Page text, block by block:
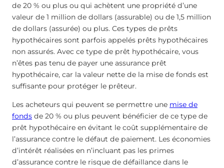
de 20 % ou plus ou qui achètent une propriété d’une
valeur de 1 million de dollars (assurable) ou de 1,5 million
de dollars (assurée) ou plus. Ces types de prêts
hypothécaires sont parfois appelés prêts hypothécaires
non assurés. Avec ce type de prêt hypothécaire, vous
n’êtes pas tenu de payer une assurance prêt
hypothécaire, car la valeur nette de la mise de fonds est
suffisante pour protéger le prêteur.
Les acheteurs qui peuvent se permettre une mise de
fonds de 20 % ou plus peuvent bénéficier de ce type de
prêt hypothécaire en évitant le coût supplémentaire de
l’assurance contre le défaut de paiement. Les économies
d’intérêt réalisées en n’incluant pas les primes
d’assurance contre le risque de défaillance dans le